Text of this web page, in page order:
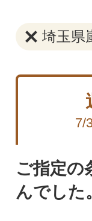
埼玉県
7/
ご指定の
んでした